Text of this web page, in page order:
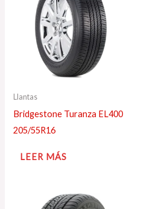
Llantas
Bridgestone Turanza EL400
205/55R16
LEER MÁS